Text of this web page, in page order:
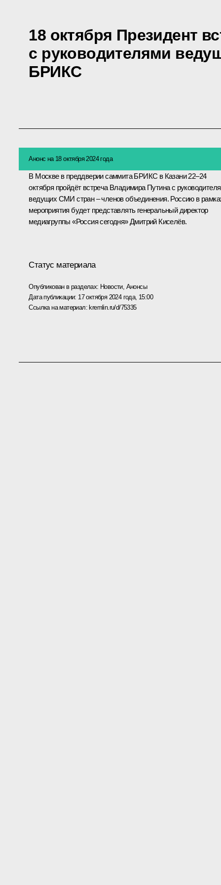
18 октября Президент
с руководителями
БРИКС
Анонс на 18 октября 2024 года
В Москве в преддверии саммита БРИКС в Казани 22–24
октября пройдёт встреча Владимира Путина с
ведущих СМИ стран – членов объединения. Россию в
мероприятия будет представлять генеральный директор
медиагруппы «Россия сегодня» Дмитрий Киселёв.
Статус материала
Опубликован в разделах: Новости, Анонсы
Дата публикации: 17 октября 2024 года, 15:00
Ссылка на материал:kremlin.ru/d/75335